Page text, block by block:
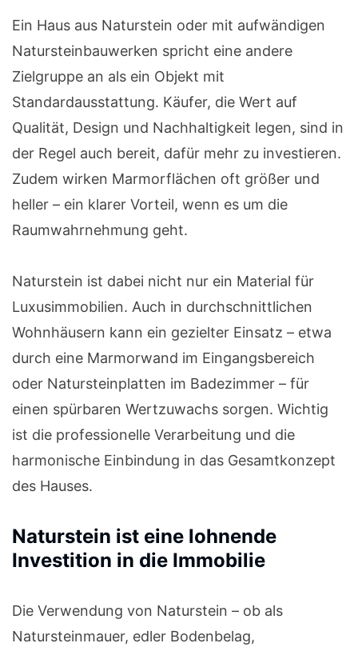
Ein Haus aus Naturstein oder mit aufwändigen
Natursteinbauwerken spricht eine andere
Zielgruppe an als ein Objekt mit
Standardausstattung. Käufer, die Wert auf
Qualität, Design und Nachhaltigkeit legen, sind in
der Regel auch bereit, dafür mehr zu investieren.
Zudem wirken Marmorflächen oft größer und
heller – ein klarer Vorteil, wenn es um die
Raumwahrnehmung geht.
Naturstein ist dabei nicht nur ein Material für
Luxusimmobilien. Auch in durchschnittlichen
Wohnhäusern kann ein gezielter Einsatz – etwa
durch eine Marmorwand im Eingangsbereich
oder Natursteinplatten im Badezimmer – für
einen spürbaren Wertzuwachs sorgen. Wichtig
ist die professionelle Verarbeitung und die
harmonische Einbindung in das Gesamtkonzept
des Hauses.
Naturstein ist eine lohnende
Investition in die Immobilie
Die Verwendung von Naturstein – ob als
Natursteinmauer, edler Bodenbelag,